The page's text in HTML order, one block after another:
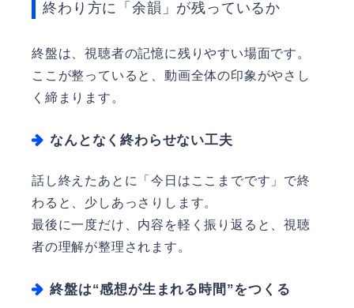
終わり方に「余韻」が残っているか
終盤は、視聴者の記憶に残りやすい場面です。
ここが整っていると、動画全体の印象がやさし
く締まります。
なんとなく終わらせない工夫
話し終えたあとに「今日はここまでです」で終
わると、少しあっさりします。
最後に一度だけ、内容を軽く振り返ると、視聴
者の理解が整理されます。
終盤は“感想が生まれる時間”をつくる